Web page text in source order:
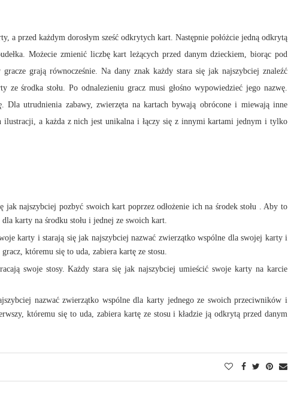
a przed każdym dorosłym sześć odkrytych kart. Następnie połóżcie jedną odkrytą
Możecie zmienić liczbę kart leżących przed danym dzieckiem, biorąc pod
grają równocześnie. Na dany znak każdy stara się jak najszybciej znaleźć
środka stołu. Po odnalezieniu gracz musi głośno wypowiedzieć jego nazwę.
Dla utrudnienia zabawy, zwierzęta na kartach bywają obrócone i miewają inne
ilustracji, a każda z nich jest unikalna i łączy się z innymi kartami jednym i tylko
jak najszybciej pozbyć swoich kart poprzez odłożenie ich na środek stołu . Aby to
karty na środku stołu i jednej ze swoich kart.
karty i starają się jak najszybciej nazwać zwierzątko wspólne dla swojej karty i
któremu się to uda, zabiera kartę ze stosu.
swoje stosy. Każdy stara się jak najszybciej umieścić swoje karty na karcie
nazwać zwierzątko wspólne dla karty jednego ze swoich przeciwników i
któremu się to uda, zabiera kartę ze stosu i kładzie ją odkrytą przed danym